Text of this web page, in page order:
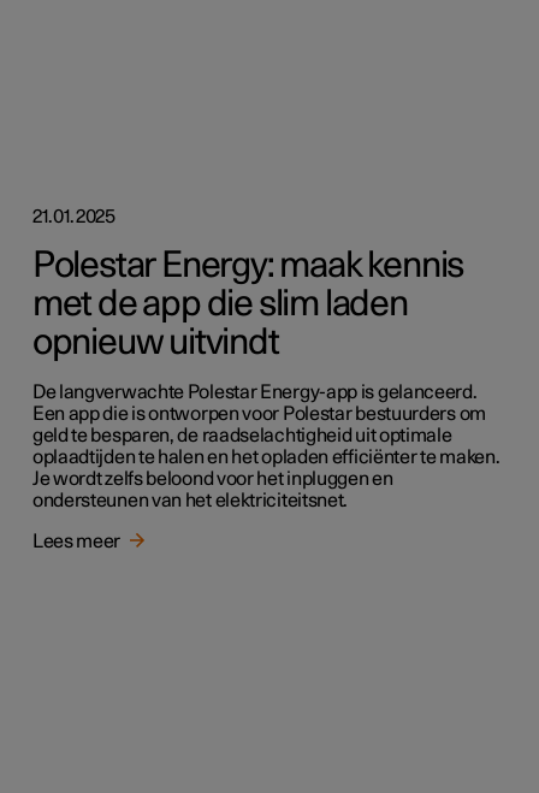
21.01.2025
Polestar Energy: maak kennis
met de app die slim laden
opnieuw uitvindt
De langverwachte Polestar Energy-app is gelanceerd.
Een app die is ontworpen voor Polestar bestuurders om
geld te besparen, de raadselachtigheid uit optimale
oplaadtijden te halen en het opladen efficiënter te maken.
Je wordt zelfs beloond voor het inpluggen en
ondersteunen van het elektriciteitsnet.
Lees meer